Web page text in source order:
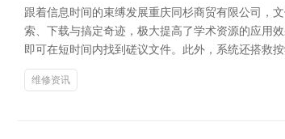
跟着信息时间的束缚发展重庆同杉商贸有限公司，
索、下载与搞定奇迹，极大提高了学术资源的应用
即可在短时间内找到磋议文件。此外，系统还搭救
维修资讯